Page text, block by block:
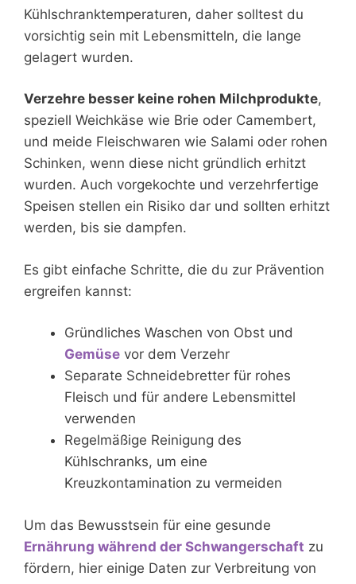
Kühlschranktemperaturen, daher solltest du
vorsichtig sein mit Lebensmitteln, die lange
gelagert wurden.
Verzehre besser keine rohen Milchprodukte,
speziell Weichkäse wie Brie oder Camembert,
und meide Fleischwaren wie Salami oder rohen
Schinken, wenn diese nicht gründlich erhitzt
wurden. Auch vorgekochte und verzehrfertige
Speisen stellen ein Risiko dar und sollten erhitzt
werden, bis sie dampfen.
Es gibt einfache Schritte, die du zur Prävention
ergreifen kannst:
Gründliches Waschen von Obst und
Gemüse vor dem Verzehr
Separate Schneidebretter für rohes
Fleisch und für andere Lebensmittel
verwenden
Regelmäßige Reinigung des
Kühlschranks, um eine
Kreuzkontamination zu vermeiden
Um das Bewusstsein für eine gesunde
Ernährung während der Schwangerschaft zu
fördern, hier einige Daten zur Verbreitung von